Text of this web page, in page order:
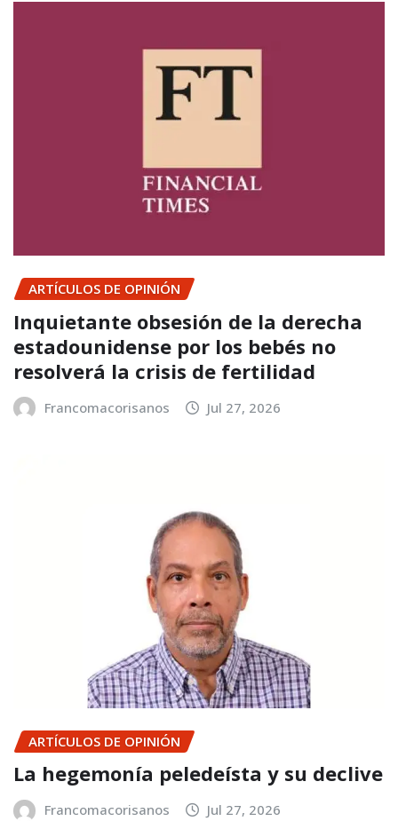
ARTÍCULOS DE OPINIÓN
Inquietante obsesión de la derecha
estadounidense por los bebés no
resolverá la crisis de fertilidad
Francomacorisanos Jul 27, 2026
ARTÍCULOS DE OPINIÓN
La hegemonía peledeísta y su declive
Francomacorisanos Jul 27, 2026